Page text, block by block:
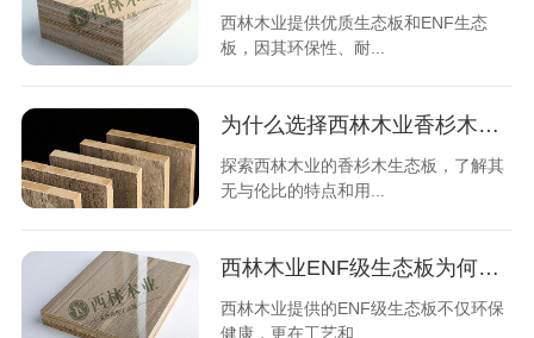
西林木业提供优质生态板和ENF生态
板，因其环保性、耐...
为什么选择西林木业香杉木衣柜更值得？
探索西林木业的香杉木生态板，了解其
无与伦比的特点和用...
西林木业ENF级生态板为何深受市场青睐？
西林木业提供的ENF级生态板不仅环保
健康，更在工艺和...